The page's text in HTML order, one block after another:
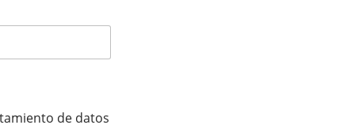
de datos